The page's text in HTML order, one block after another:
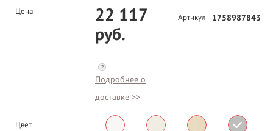
Цена
22 117
руб.
?
Подробнее о
доставке >>
Артикул 1758987843
Цвет